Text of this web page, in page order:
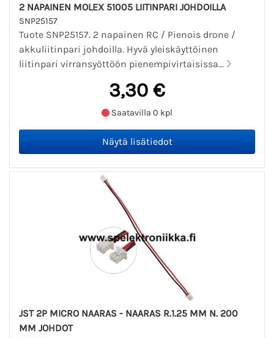
2 NAPAINEN MOLEX 51005 LIITINPARI JOHDOILLA
SNP25157
Tuote SNP25157. 2 napainen RC / Pienois drone /
akkuliitinpari johdoilla. Hyvä yleiskäyttöinen
liitinpari virransyöttöön pienempivirtaisissa...
3,30 €
Saatavilla 0 kpl
JST 2P MICRO NAARAS - NAARAS R.1.25 MM N. 200
MM JOHDOT